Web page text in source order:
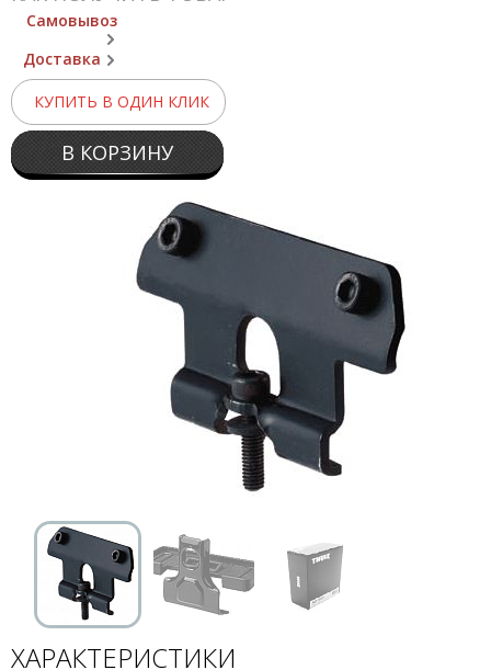
Самовывоз
Доставка
КУПИТЬ В ОДИН КЛИК
В КОРЗИНУ
ХАРАКТЕРИСТИКИ